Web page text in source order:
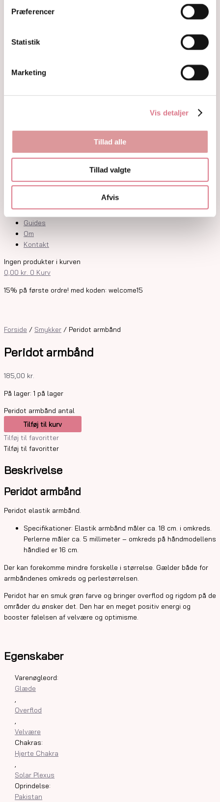
Præferencer
Statistik
Marketing
Vis detaljer
Tillad alle
Tillad valgte
Afvis
Krystaller opdelt efter farve
Øreringe
Vedhæng
Røgelse og genopladning af krystaller
Krystalindex
Guides
Om
Kontakt
Ingen produkter i kurven
0,00 kr. 0 Kurv
15% på første ordre! med koden: welcome15
Forside / Smykker / Peridot armbånd
Peridot armbånd
185,00 kr.
På lager: 1 på lager
Peridot armbånd antal
Tilføj til kurv
Tilføj til favoritter
Tilføj til favoritter
Beskrivelse
Peridot armbånd
Peridot elastik armbånd.
Specifikationer: Elastik armbånd måler ca. 18 cm. i omkreds.
Perlerne måler ca. 5 millimeter – omkreds på håndmodellens
håndled er 16 cm.
Der kan forekomme mindre forskelle i størrelse. Gælder både for
armbåndenes omkreds og perlestørrelsen.
Peridot har en smuk grøn farve og bringer overflod og rigdom på de
områder du ønsker det. Den har en meget positiv energi og
booster følelsen af velvære og optimisme.
Egenskaber
Varenøgleord:
Glæde
Overflod
Velvære
Chakras:
Hjerte Chakra
Solar Plexus
Oprindelse:
Pakistan